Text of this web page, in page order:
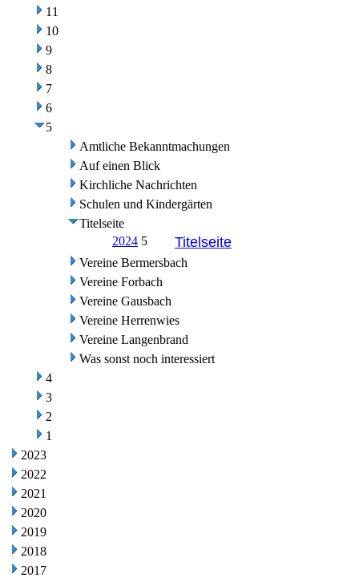
11
10
9
8
7
6
5
Amtliche Bekanntmachungen
Auf einen Blick
Kirchliche Nachrichten
Schulen und Kindergärten
Titelseite
2024 5 Titelseite
Vereine Bermersbach
Vereine Forbach
Vereine Gausbach
Vereine Herrenwies
Vereine Langenbrand
Was sonst noch interessiert
4
3
2
1
2023
2022
2021
2020
2019
2018
2017